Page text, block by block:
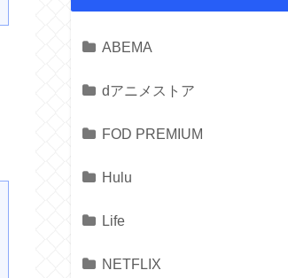
ABEMA
dアニメストア
FOD PREMIUM
Hulu
Life
NETFLIX